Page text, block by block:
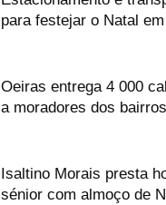
para festejar o Natal
Oeiras entrega 4 000
a moradores dos
Isaltino Morais presta
sénior com almoço de